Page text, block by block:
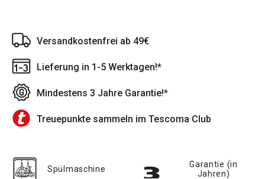
Versandkostenfrei ab 49€
Lieferung in 1-5 Werktagen!*
Mindestens 3 Jahre Garantie!*
Treuepunkte sammeln im Tescoma Club
Spülmaschine
Garantie (in
Jahren)